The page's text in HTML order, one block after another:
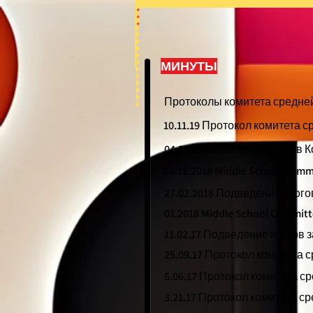
МИНУТЫ
6.06.17 Протокол комитета
3.21.17 Протокол комитета
25.09.17 Протокол комитета
11.02.17 Подведение
01.2018 Middle School
27.02.2018 Подведение
03.12.2018 Middle School
04.2018 Серия изменений в
10.11.19 Протокол комитета
Протоколы комитета